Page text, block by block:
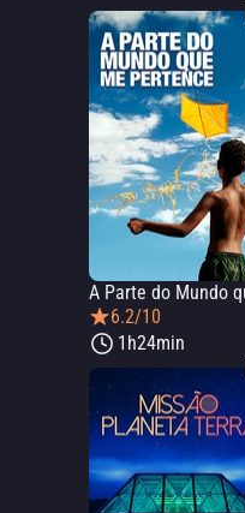
6.2/10
1h24min